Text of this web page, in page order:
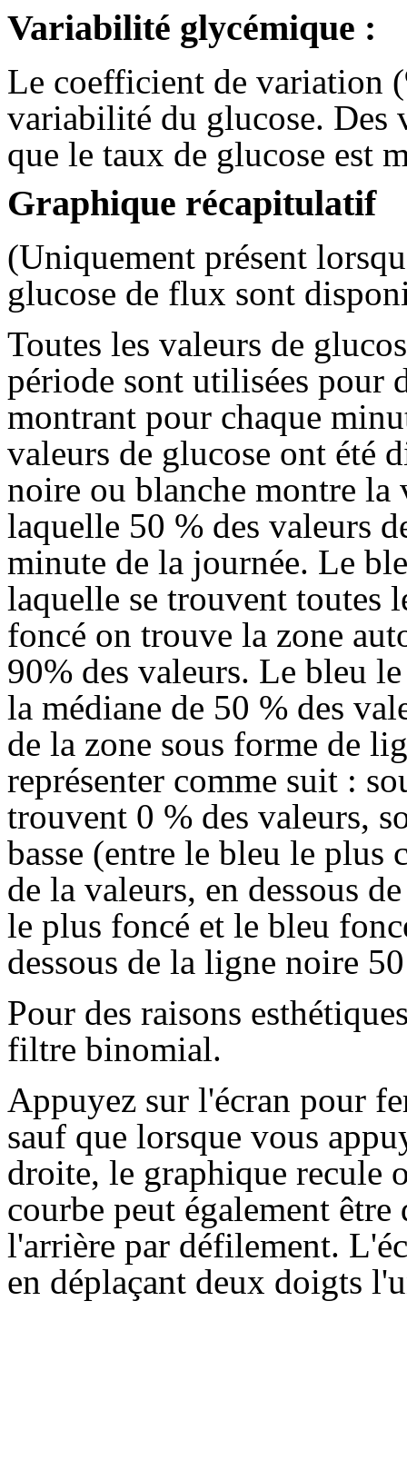
Variabilité glycémique :
Le coefficient de variation
variabilité du glucose. Des
que le taux de glucose est
Graphique récapitulatif
(Uniquement présent
glucose de flux sont
Toutes les valeurs de
période sont utilisées pour
montrant pour chaque
valeurs de glucose ont été
noire ou blanche montre la
laquelle 50 % des valeurs
minute de la journée. Le
laquelle se trouvent toutes
foncé on trouve la zone
90% des valeurs. Le bleu
la médiane de 50 % des
de la zone sous forme de
représenter comme suit :
trouvent 0 % des valeurs,
basse (entre le bleu le
de la valeurs, en dessous
le plus foncé et le bleu
dessous de la ligne noire
Pour des raisons
filtre binomial.
Appuyez sur l'écran pour
sauf que lorsque vous
droite, le graphique recule
courbe peut également
l'arrière par défilement.
en déplaçant deux doigts